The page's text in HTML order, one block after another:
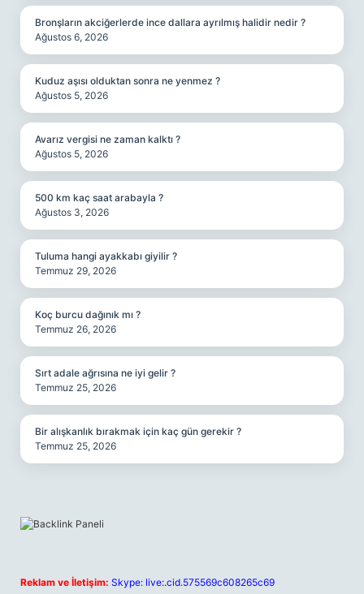
Bronşların akciğerlerde ince dallara ayrılmış halidir nedir ?
Ağustos 6, 2026
Kuduz aşısı olduktan sonra ne yenmez ?
Ağustos 5, 2026
Avarız vergisi ne zaman kalktı ?
Ağustos 5, 2026
500 km kaç saat arabayla ?
Ağustos 3, 2026
Tuluma hangi ayakkabı giyilir ?
Temmuz 29, 2026
Koç burcu dağınık mı ?
Temmuz 26, 2026
Sırt adale ağrısına ne iyi gelir ?
Temmuz 25, 2026
Bir alışkanlık bırakmak için kaç gün gerekir ?
Temmuz 25, 2026
Reklam ve İletişim: Skype: live:.cid.575569c608265c69